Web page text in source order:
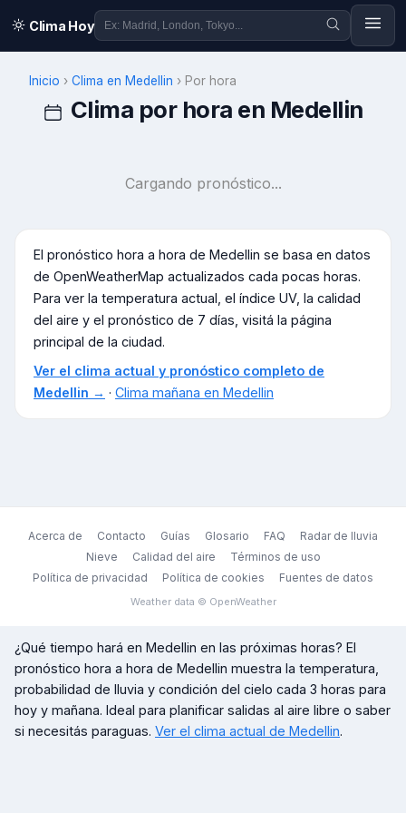
Clima Hoy
Inicio › Clima en Medellin › Por hora
Clima por hora en Medellin
Cargando pronóstico...
El pronóstico hora a hora de Medellin se basa en datos
de OpenWeatherMap actualizados cada pocas horas.
Para ver la temperatura actual, el índice UV, la calidad
del aire y el pronóstico de 7 días, visitá la página
principal de la ciudad.
Ver el clima actual y pronóstico completo de
Medellin → · Clima mañana en Medellin
Acerca de Contacto Guías Glosario FAQ
Radar de lluvia
Nieve
Calidad del aire
Términos de uso
Política de privacidad
Política de cookies Fuentes de datos
Weather data © OpenWeather
¿Qué tiempo hará en Medellin en las próximas horas? El
pronóstico hora a hora de Medellin muestra la temperatura,
probabilidad de lluvia y condición del cielo cada 3 horas para
hoy y mañana. Ideal para planificar salidas al aire libre o saber
si necesitás paraguas. Ver el clima actual de Medellin.